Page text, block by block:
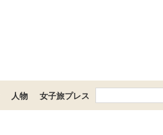
人物 女子旅プレス